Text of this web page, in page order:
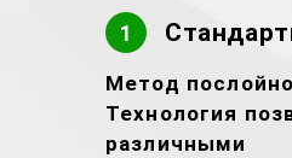
1
Метод
Технология
различными